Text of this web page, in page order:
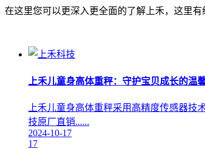
在这里您可以更深入更全面的了解上禾，这里
上禾儿童身高体重秤：守护宝贝成长的温
上禾儿童身高体重秤采用高精度传感器
技原厂直销......
2024-10-17
17